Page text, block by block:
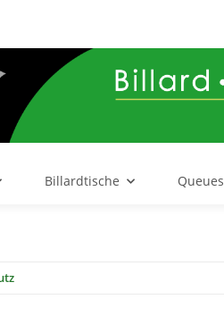
Billardtische Queues